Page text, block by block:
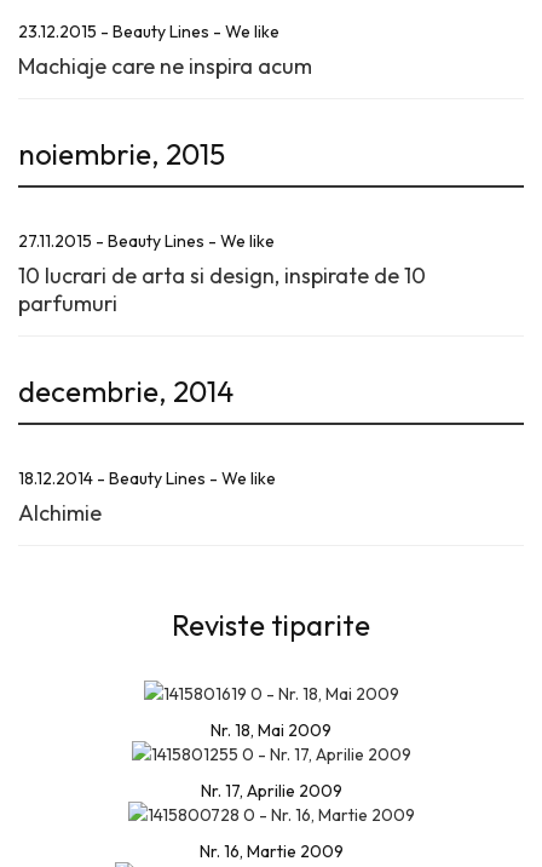
23.12.2015 - Beauty Lines - We like
Machiaje care ne inspira acum
noiembrie, 2015
27.11.2015 - Beauty Lines - We like
10 lucrari de arta si design, inspirate de 10
parfumuri
decembrie, 2014
18.12.2014 - Beauty Lines - We like
Alchimie
Reviste tiparite
Nr. 18, Mai 2009
Nr. 17, Aprilie 2009
Nr. 16, Martie 2009